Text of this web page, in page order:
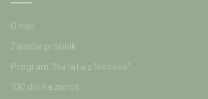
O nas
Zamów próbnik
Program "Na lata z Nishove"
100 dni na zwrot